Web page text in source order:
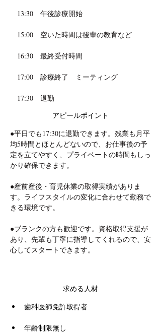
13:30　午後診療開始
15:00　空いた時間は後輩の教育など
16:30　最終受付時間
17:00　診療終了　ミーティング
17:30　退勤
アピールポイント
●平日でも17:30に退勤できます。残業も月平
均5時間とほとんどないので、お仕事後の予
定を立てやすく、プライベートの時間もしっ
かり確保できます。
●産前産後・育児休業の取得実績がありま
す。ライフスタイルの変化に合わせて勤務で
きる環境です。
●ブランクの方も歓迎です。資格取得支援が
あり、先輩も丁寧に指導してくれるので、安
心してスタートできます。
求める人材
歯科医師免許取得者
年齢制限無し